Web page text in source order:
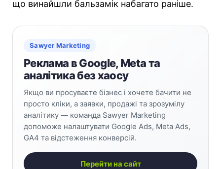
що винайшли бальзамік набагато раніше.
Sawyer Marketing
Реклама в Google, Meta та
аналітика без хаосу
Якщо ви просуваєте бізнес і хочете бачити не
просто кліки, а заявки, продажі та зрозумілу
аналітику — команда Sawyer Marketing
допоможе налаштувати Google Ads, Meta Ads,
GA4 та відстеження конверсій.
Перейти на сайт